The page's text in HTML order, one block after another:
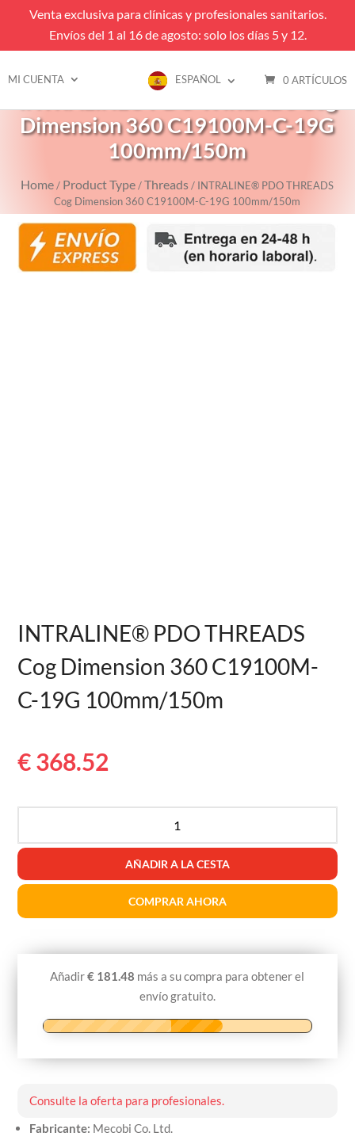
Venta exclusiva para clínicas y profesionales sanitarios.
Envíos del 1 al 16 de agosto: solo los días 5 y 12.
MI CUENTA ESPAÑOL 0 ARTÍCULOS
INTRALINE® PDO THREADS Cog
Dimension 360 C19100M-C-19G
100mm/150m
Home/ Product Type/Threads/ INTRALINE® PDO THREADS
Cog Dimension 360 C19100M-C-19G 100mm/150m
INTRALINE® PDO THREADS
Cog Dimension 360 C19100M-
C-19G 100mm/150m
€368.52
THREADS
Cog
Dimension
360
AÑADIR A LA CESTA
COMPRAR AHORA
Añadir€ 181.48 más a su compra para obtener el
envío gratuito.
Consulte la oferta para profesionales.
Fabricante: Mecobi Co. Ltd.